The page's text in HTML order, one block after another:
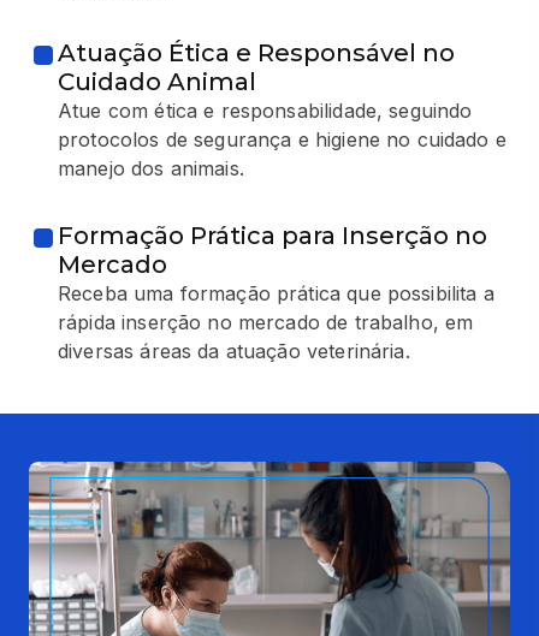
Atuação Ética e Responsável no
Cuidado Animal
Atue com ética e responsabilidade, seguindo
protocolos de segurança e higiene no cuidado e
manejo dos animais.
Formação Prática para Inserção no
Mercado
Receba uma formação prática que possibilita a
rápida inserção no mercado de trabalho, em
diversas áreas da atuação veterinária.